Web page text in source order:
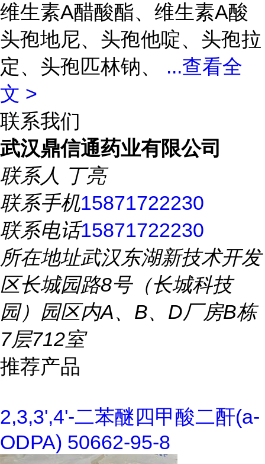
维生素A醋酸酯、维生素A酸
头孢地尼、头孢他啶、头孢拉
定、头孢匹林钠、 ...查看全
文 >
联系我们
武汉鼎信通药业有限公司
联系人 丁亮
联系手机15871722230
联系电话15871722230
所在地址武汉东湖新技术开发
区长城园路8号（长城科技
园）园区内A、B、D厂房B栋
7层712室
推荐产品
2,3,3',4'-二苯醚四甲酸二酐(a-
ODPA) 50662-95-8